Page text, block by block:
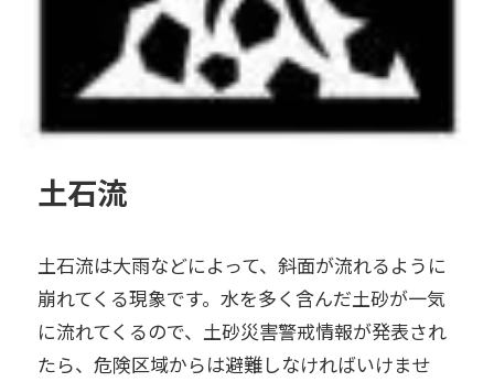
土石流
土石流は大雨などによって、斜面が流れるように
崩れてくる現象です。水を多く含んだ土砂が一気
に流れてくるので、土砂災害警戒情報が発表され
たら、危険区域からは避難しなければいけませ